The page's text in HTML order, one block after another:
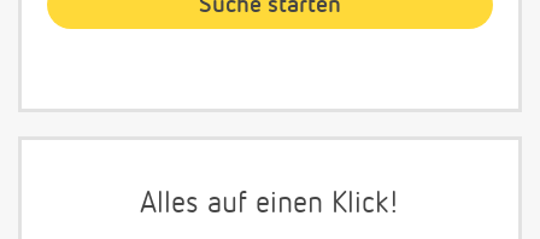
Alles auf einen Klick!